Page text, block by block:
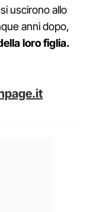
uscirono allo
anni dopo,
loro figlia.